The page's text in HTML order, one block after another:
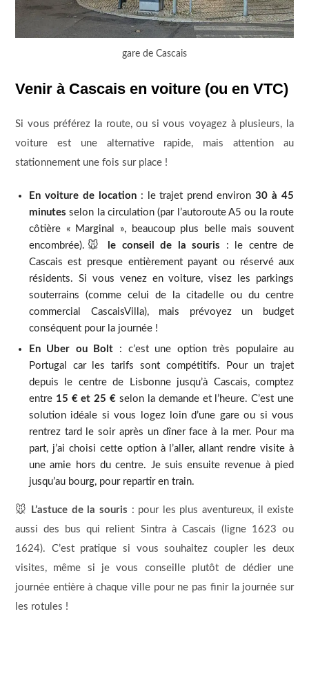
gare de Cascais
Venir à Cascais en voiture (ou en VTC)
Si vous préférez la route, ou si vous voyagez à plusieurs, la
voiture est une alternative rapide, mais attention au
stationnement une fois sur place !
En voiture de location: le trajet prend environ30 à 45
minutes selon la circulation (par l’autoroute A5 ou la route
côtière « Marginal », beaucoup plus belle mais souvent
encombrée).🐭
le conseil de la souris : le centre de
Cascais est presque entièrement payant ou réservé aux
résidents. Si vous venez en voiture, visez les parkings
souterrains (comme celui de la citadelle ou du centre
commercial CascaisVilla), mais prévoyez un budget
conséquent pour la journée !
En Uber ou Bolt : c’est une option très populaire au
Portugal car les tarifs sont compétitifs. Pour un trajet
depuis le centre de Lisbonne jusqu’à Cascais, comptez
entre 15 € et 25 € selon la demande et l’heure. C’est une
solution idéale si vous logez loin d’une gare ou si vous
rentrez tard le soir après un dîner face à la mer. Pour ma
part, j’ai choisi cette option à l’aller, allant rendre visite à
une amie hors du centre. Je suis ensuite revenue à pied
jusqu’au bourg, pour repartir en train.
🐭 L’astuce de la souris : pour les plus aventureux, il existe
aussi des bus qui relient Sintra à Cascais (ligne 1623 ou
1624). C’est pratique si vous souhaitez coupler les deux
visites, même si je vous conseille plutôt de dédier une
journée entière à chaque ville pour ne pas finir la journée sur
les rotules !